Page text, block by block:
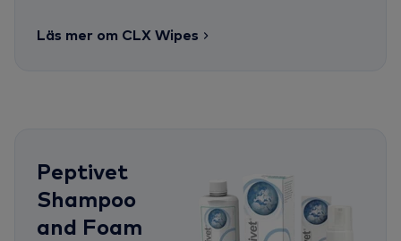
Läs mer om CLX Wipes
Peptivet
Shampoo
and Foam